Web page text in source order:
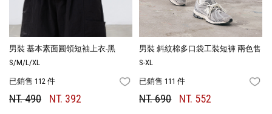
男裝 基本素面圓領短袖上衣-黑
S/M/L/XL
已銷售 112 件 FAVORITES
NT. 490 NT. 392
男裝 斜紋棉多口袋工裝短褲 兩色售
S-XL
已銷售 111 件
NT. 690 NT. 552